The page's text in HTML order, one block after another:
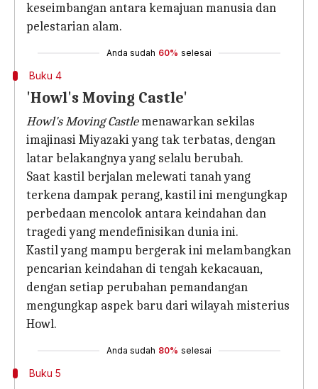
keseimbangan antara kemajuan manusia dan
pelestarian alam.
Anda sudah 60% selesai
Buku 4
'Howl's Moving Castle'
Howl's Moving Castlemenawarkan sekilas
imajinasi Miyazaki yang tak terbatas, dengan
latar belakangnya yang selalu berubah.
Saat kastil berjalan melewati tanah yang
terkena dampak perang, kastil ini mengungkap
perbedaan mencolok antara keindahan dan
tragedi yang mendefinisikan dunia ini.
Kastil yang mampu bergerak ini melambangkan
pencarian keindahan di tengah kekacauan,
dengan setiap perubahan pemandangan
mengungkap aspek baru dari wilayah misterius
Howl.
Anda sudah 80% selesai
Buku 5